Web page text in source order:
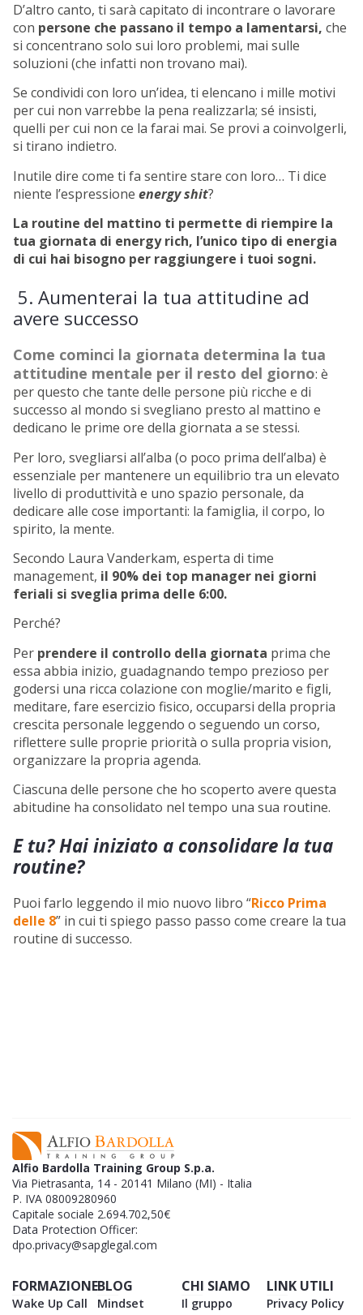
D’altro canto, ti sarà capitato di incontrare o lavorare
con persone che passano il tempo a lamentarsi, che
si concentrano solo sui loro problemi, mai sulle
soluzioni (che infatti non trovano mai).
Se condividi con loro un’idea, ti elencano i mille motivi
per cui non varrebbe la pena realizzarla; sé insisti,
quelli per cui non ce la farai mai. Se provi a coinvolgerli,
si tirano indietro.
Inutile dire come ti fa sentire stare con loro… Ti dice
niente l’espressione energy shit?
La routine del mattino ti permette di riempire la
tua giornata di energy rich, l’unico tipo di energia
di cui hai bisogno per raggiungere i tuoi sogni.
5. Aumenterai la tua attitudine ad
avere successo
Come cominci la giornata determina la tua
attitudine mentale per il resto del giorno: è
per questo che tante delle persone più ricche e di
successo al mondo si svegliano presto al mattino e
dedicano le prime ore della giornata a se stessi.
Per loro, svegliarsi all’alba (o poco prima dell’alba) è
essenziale per mantenere un equilibrio tra un elevato
livello di produttività e uno spazio personale, da
dedicare alle cose importanti: la famiglia, il corpo, lo
spirito, la mente.
Secondo Laura Vanderkam, esperta di time
management, il 90% dei top manager nei giorni
feriali si sveglia prima delle 6:00.
Perché?
Per prendere il controllo della giornata prima che
essa abbia inizio, guadagnando tempo prezioso per
godersi una ricca colazione con moglie/marito e figli,
meditare, fare esercizio fisico, occuparsi della propria
crescita personale leggendo o seguendo un corso,
riflettere sulle proprie priorità o sulla propria vision,
organizzare la propria agenda.
Ciascuna delle persone che ho scoperto avere questa
abitudine ha consolidato nel tempo una sua routine.
E tu? Hai iniziato a consolidare la tua
routine?
Puoi farlo leggendo il mio nuovo libro “Ricco Prima
delle 8” in cui ti spiego passo passo come creare la tua
routine di successo.
Alfio Bardolla Training Group S.p.a.
Via Pietrasanta, 14 - 20141 Milano (MI) - Italia
P. IVA 08009280960
Capitale sociale 2.694.702,50€
Data Protection Officer:
dpo.privacy@sapglegal.com
FORMAZIONE
Wake Up Call
BLOG
Mindset
CHI SIAMO
Il gruppo
LINK UTILI
Privacy Policy